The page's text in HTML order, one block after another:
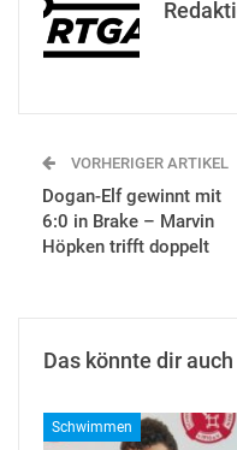
VORHERIGER ARTIKEL
Dogan-Elf gewinnt mit
6:0 in Brake – Marvin
Höpken trifft doppelt
Das könnte dir
Schwimmen